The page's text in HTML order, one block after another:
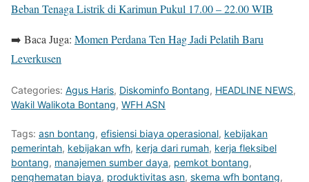
Beban Tenaga Listrik di Karimun Pukul 17.00 – 22.00 WIB
➡️ Baca Juga: Momen Perdana Ten Hag Jadi Pelatih Baru
Leverkusen
Categories: Agus Haris, Diskominfo Bontang, HEADLINE NEWS,
Wakil Walikota Bontang, WFH ASN
Tags: asn bontang, efisiensi biaya operasional, kebijakan
pemerintah, kebijakan wfh, kerja dari rumah, kerja fleksibel
bontang, manajemen sumber daya, pemkot bontang,
penghematan biaya, produktivitas asn, skema wfh bontang,